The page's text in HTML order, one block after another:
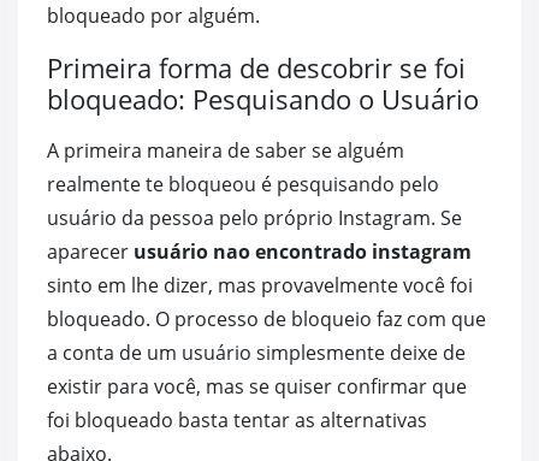
bloqueado por alguém.
Primeira forma de descobrir se foi
bloqueado: Pesquisando o Usuário
A primeira maneira de saber se alguém
realmente te bloqueou é pesquisando pelo
usuário da pessoa pelo próprio Instagram. Se
aparecer usuário nao encontrado instagram
sinto em lhe dizer, mas provavelmente você foi
bloqueado. O processo de bloqueio faz com que
a conta de um usuário simplesmente deixe de
existir para você, mas se quiser confirmar que
foi bloqueado basta tentar as alternativas
abaixo.